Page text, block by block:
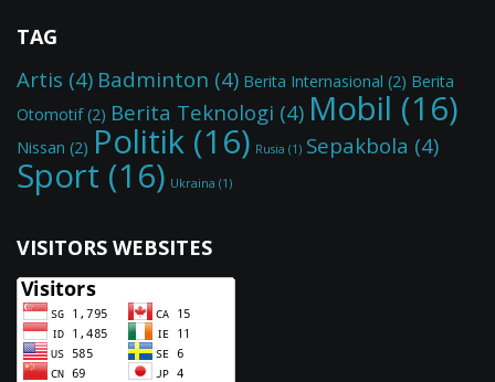
TAG
Artis (4) Badminton (4) Berita Internasional (2) Berita
Otomotif(2) Berita Teknologi (4) Mobil (16)
Nissan (2) Politik (16) Rusia (1) Sepakbola (4)
Sport (16) Ukraina (1)
VISITORS WEBSITES